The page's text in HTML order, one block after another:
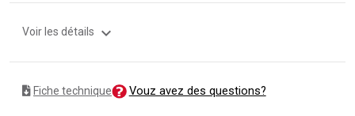
Voir les détails expand_more
Fiche technique Vouz avez des questions?